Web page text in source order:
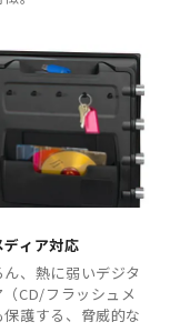
ィア対応
、熱に弱いデジタ
CD/フラッシュメ
護する、脅威的な